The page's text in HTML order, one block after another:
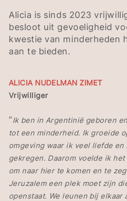
Alicia is sinds 2023
besloot uit gevoeligheid
kwestie van minderheden
aan te bieden.
ALICIA NUDELMAN ZIMET
Vrijwilliger
“Ik ben in Argentinië geboren
tot een minderheid. Ik groeide
omgeving waar ik veel liefde en
gekregen. Daarom voelde ik
om naar hier te komen en te
Jeruzalem een plek moet zijn
openstaat. We leunen bij elkaar